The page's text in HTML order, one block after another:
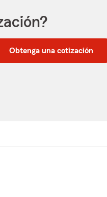
Obtenga una cotización